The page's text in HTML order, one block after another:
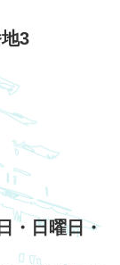
3
・日曜日・